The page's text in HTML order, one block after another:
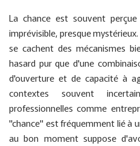
La chance est souvent
imprévisible, presque
se cachent des mécanismes
hasard pur que d'une
d'ouverture et de capacité à
contextes souvent
professionnelles comme
"chance" est fréquemment lié à
au bon moment suppose